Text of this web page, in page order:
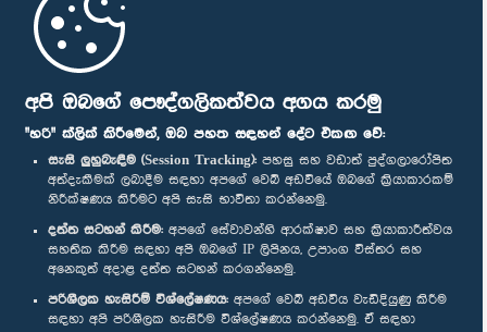
අපි ඔබගේ පෞද්ගලිකත්වය අගය කරමු
"හරි" ක්ලික් කිරීමෙන්, ඔබ පහත සඳහන් දේට එකඟ වේ:
සැසි ලුහුබැඳීම (Session Tracking): පහසු සහ වඩාත් පුද්ගලාරෝපිත
අත්දැකීමක් ලබාදීම සඳහා අපගේ වෙබ් අඩවියේ ඔබගේ ක්‍රියාකාරකම්
නිරීක්ෂණය කිරීමට අපි සැසි භාවිතා කරන්නෙමු.
දත්ත සටහන් කිරීම: අපගේ සේවාවන්හි ආරක්ෂාව සහ ක්‍රියාකාරීත්වය
සහතික කිරීම සඳහා අපි ඔබගේ IP ලිපිනය, උපාංග විස්තර සහ
අනෙකුත් අදාළ දත්ත සටහන් කරගන්නෙමු.
පරිශීලක හැසිරීම් විශ්ලේෂණය: අපගේ වෙබ් අඩවිය වැඩිදියුණු කිරීම
සඳහා අපි පරිශීලක හැසිරීම විශ්ලේෂණය කරන්නෙමු. ඒ සඳහා
මුල් පිටුව
පාර්ලිමේන්තු ජංගම යෙදුම
අප හා සම්බන්ධ වී සිටින්න :
සම්මාන